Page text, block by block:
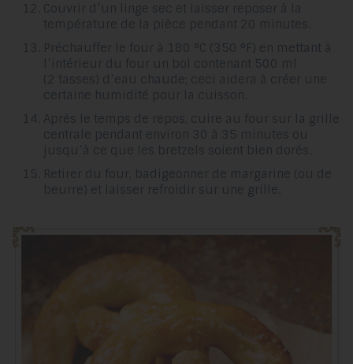
Couvrir d’un linge sec et laisser reposer à la
température de la pièce pendant 20 minutes.
Préchauffer le four à 180 °C (350 °F) en mettant à
l’intérieur du four un bol contenant 500 ml
(2 tasses) d’eau chaude; ceci aidera à créer une
certaine humidité pour la cuisson.
Après le temps de repos, cuire au four sur la grille
centrale pendant environ 30 à 35 minutes ou
jusqu’à ce que les bretzels soient bien dorés.
Retirer du four, badigeonner de margarine (ou de
beurre) et laisser refroidir sur une grille.